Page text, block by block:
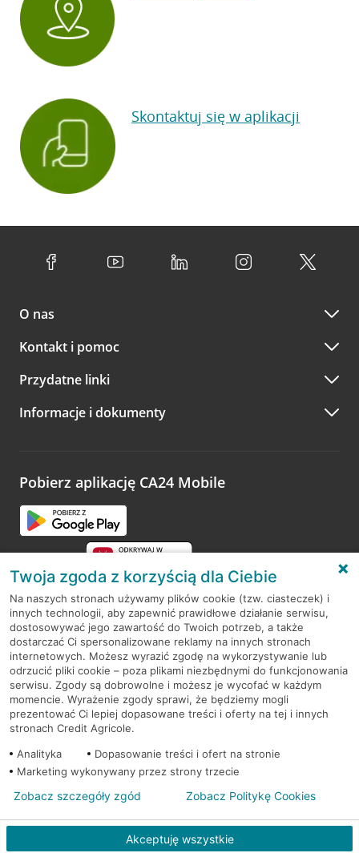
Skontaktuj się w aplikacji
O nas
Kontakt i pomoc
Przydatne linki
Informacje i dokumenty
Pobierz aplikację CA24 Mobile
RODO
Regulamin serwisu
Mapa serwisu
PolitykaCookies
© 2026 Credit Agricole Bank Polska S.A. Wszelkie prawa zastrzeżone
Twoja zgoda z korzyścią dla Ciebie
Na naszych stronach używamy plików cookie (tzw. ciasteczek) i
innych technologii, aby zapewnić prawidłowe działanie serwisu,
dostosowywać jego zawartość do Twoich potrzeb, a także
dostarczać Ci spersonalizowane reklamy na innych stronach
internetowych. Możesz wyrazić zgodę na wykorzystywanie lub
odrzucić pliki cookie – poza plikami niezbędnymi do funkcjonowania
serwisu. Zgody są dobrowolne i możesz je wycofać w każdym
momencie. Wyrażenie zgody sprawi, że będziemy mogli
prezentować Ci lepiej dopasowane treści i oferty na tej i innych
stronach Credit Agricole.
Analityka
Dopasowanie treści i ofert na stronie
Marketing wykonywany przez strony trzecie
Akceptuję wszystkie
Zobacz szczegóły zgód Zobacz Politykę Cookies